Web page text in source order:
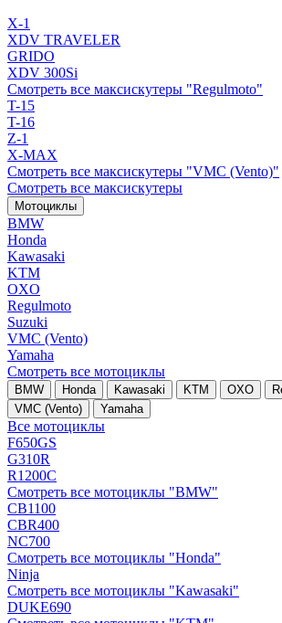
X-1
XDV TRAVELER
GRIDO
XDV 300Si
Смотреть все максискутеры "Regulmoto"
T-15
T-16
Z-1
X-MAX
Смотреть все максискутеры "VMC (Vento)"
Смотреть все максискутеры
Мотоциклы
BMW
Honda
Kawasaki
KTM
OXO
Regulmoto
Suzuki
VMC (Vento)
Yamaha
Смотреть все мотоциклы
BMW Honda Kawasaki KTM OXO
VMC (Vento)
Yamaha
Все мотоциклы
F650GS
G310R
R1200C
Смотреть все мотоциклы "BMW"
CB1100
CBR400
NC700
Смотреть все мотоциклы "Honda"
Ninja
Смотреть все мотоциклы "Kawasaki"
DUKE690